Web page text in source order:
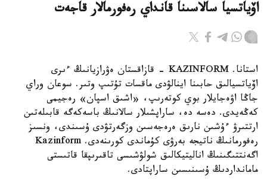
اۆياتسيا سالاسىنا قانداي رەفورمالار قاجەت
استانا. KAZINFORM - قازاقستان ەۋرازيانىڭ ءىرى
اۆياتسيالىق حابىنا اينالۋدى ماقسات تۇتىپ وتىر. سوعان وراي
جاڭا اۋەجايلار بوي كوتەرىپ، «اشىق اسپان» رەجيمى
كەڭەيدى. دەسە دە، ساراپشىلار سالانىڭ باسەكەگە قابىلەتىن
ارتتىرۋ ءۇشىن نارىق ەرەجەسىن وزگەرتۋدى ۇسىندى، ونسىز
رەفورمانىڭ ناتيجە بەرۋى كۇماندى كورىنەدى. Kazinform
اگەنتتىگىنىڭ اناليتيكالىق شولۋشىسى تاقىرىپقا قاتىستى
مامانداردىڭ ۇسىنىسىن ساراپتادى.